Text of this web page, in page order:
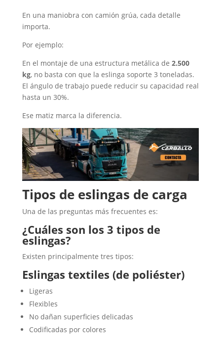
En una maniobra con camión grúa, cada detalle
importa.
Por ejemplo:
En el montaje de una estructura metálica de 2.500
kg, no basta con que la eslinga soporte 3 toneladas.
El ángulo de trabajo puede reducir su capacidad real
hasta un 30%.
Ese matiz marca la diferencia.
Tipos de eslingas de carga
Una de las preguntas más frecuentes es:
¿Cuáles son los 3 tipos de
eslingas?
Existen principalmente tres tipos:
Eslingas textiles (de poliéster)
Ligeras
Flexibles
No dañan superficies delicadas
Codificadas por colores